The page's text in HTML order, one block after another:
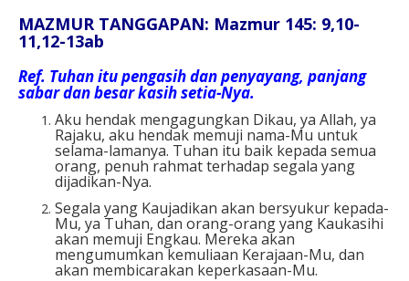
MAZMUR TANGGAPAN: Mazmur 145: 9,10-
11,12-13ab
Ref. Tuhan itu pengasih dan penyayang, panjang
sabar dan besar kasih setia-Nya.
Aku hendak mengagungkan Dikau, ya Allah, ya
Rajaku, aku hendak memuji nama-Mu untuk
selama-lamanya. Tuhan itu baik kepada semua
orang, penuh rahmat terhadap segala yang
dijadikan-Nya.
Segala yang Kaujadikan akan bersyukur kepada-
Mu, ya Tuhan, dan orang-orang yang Kaukasihi
akan memuji Engkau. Mereka akan
mengumumkan kemuliaan Kerajaan-Mu, dan
akan membicarakan keperkasaan-Mu.